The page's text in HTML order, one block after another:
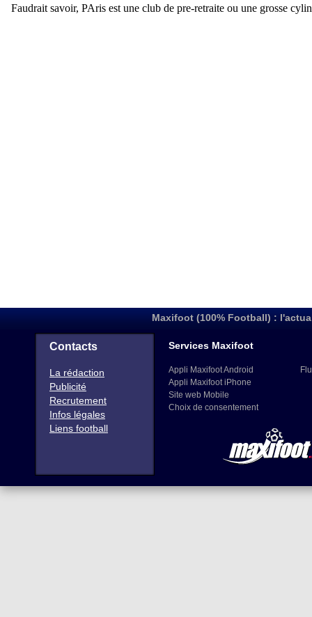
Maxifoot (100% Football) :
Contacts
La rédaction
Publicité
Recrutement
Infos légales
Liens football
Services Maxifoot
Appli Maxifoot Android
Appli Maxifoot iPhone
Site web Mobile
Choix de consentement